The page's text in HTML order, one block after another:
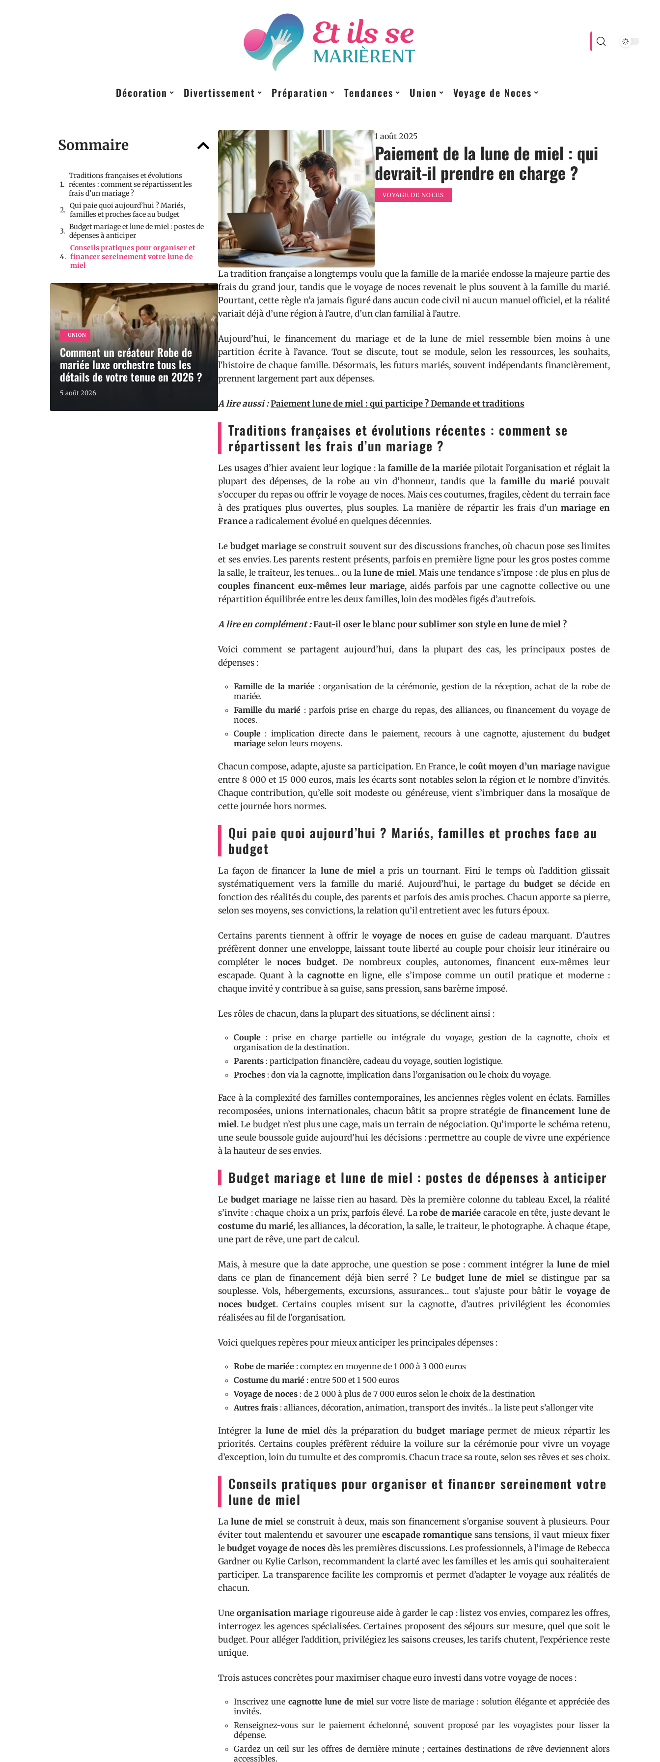
Décoration Divertissement Préparation Tendances Union Voyage de Noces
Sommaire
Traditions françaises et évolutions
récentes : comment se répartissent les
frais d’un mariage ?
Qui paie quoi aujourd’hui ? Mariés,
familles et proches face au budget
Budget mariage et lune de miel : postes de
dépenses à anticiper
Conseils pratiques pour organiser et
financer sereinement votre lune de
miel
UNION
Comment un créateur Robe de
mariée luxe orchestre tous les
détails de votre tenue en 2026 ?
5 août 2026
1 août 2025
Paiement de la lune de miel : qui
devrait-il prendre en charge ?
VOYAGE DE NOCES
La tradition française a longtemps voulu que la famille de la mariée endosse la majeure partie des
frais du grand jour, tandis que le voyage de noces revenait le plus souvent à la famille du marié.
Pourtant, cette règle n’a jamais figuré dans aucun code civil ni aucun manuel officiel, et la réalité
variait déjà d’une région à l’autre, d’un clan familial à l’autre.
Aujourd’hui, le financement du mariage et de la lune de miel ressemble bien moins à une
partition écrite à l’avance. Tout se discute, tout se module, selon les ressources, les souhaits,
l’histoire de chaque famille. Désormais, les futurs mariés, souvent indépendants financièrement,
prennent largement part aux dépenses.
A lire aussi :Paiement lune de miel : qui participe ? Demande et traditions
Traditions françaises et évolutions récentes : comment se
répartissent les frais d’un mariage ?
Les usages d’hier avaient leur logique : la famille de la mariée pilotait l’organisation et réglait la
plupart des dépenses, de la robe au vin d’honneur, tandis que la famille du mariépouvait
s’occuper du repas ou offrir le voyage de noces. Mais ces coutumes, fragiles, cèdent du terrain face
à des pratiques plus ouvertes, plus souples. La manière de répartir les frais d’unmariage en
Francea radicalement évolué en quelques décennies.
Le budget mariage se construit souvent sur des discussions franches, où chacun pose ses limites
et ses envies. Les parents restent présents, parfois en première ligne pour les gros postes comme
la salle, le traiteur, les tenues… ou la lune de miel. Mais une tendance s’impose : de plus en plus de
couples financent eux-mêmes leur mariage, aidés parfois par une cagnotte collective ou une
répartition équilibrée entre les deux familles, loin des modèles figés d’autrefois.
A lire en complément :Faut-il oser le blanc pour sublimer son style en lune de miel ?
Voici comment se partagent aujourd’hui, dans la plupart des cas, les principaux postes de
dépenses :
Famille de la mariée : organisation de la cérémonie, gestion de la réception, achat de la robe de
mariée.
Famille du marié : parfois prise en charge du repas, des alliances, ou financement du voyage de
noces.
Couple : implication directe dans le paiement, recours à une cagnotte, ajustement du budget
mariage selon leurs moyens.
Chacun compose, adapte, ajuste sa participation. En France, le coût moyen d’un mariagenavigue
entre 8 000 et 15 000 euros, mais les écarts sont notables selon la région et le nombre d’invités.
Chaque contribution, qu’elle soit modeste ou généreuse, vient s’imbriquer dans la mosaïque de
cette journée hors normes.
Qui paie quoi aujourd’hui ? Mariés, familles et proches face au
budget
La façon de financer la lune de miela pris un tournant. Fini le temps où l’addition glissait
systématiquement vers la famille du marié. Aujourd’hui, le partage du budgetse décide en
fonction des réalités du couple, des parents et parfois des amis proches. Chacun apporte sa pierre,
selon ses moyens, ses convictions, la relation qu’il entretient avec les futurs époux.
Certains parents tiennent à offrir levoyage de noces en guise de cadeau marquant. D’autres
préfèrent donner une enveloppe, laissant toute liberté au couple pour choisir leur itinéraire ou
compléter le noces budget. De nombreux couples, autonomes, financent eux-mêmes leur
escapade. Quant à la cagnotte en ligne, elle s’impose comme un outil pratique et moderne :
chaque invité y contribue à sa guise, sans pression, sans barème imposé.
Les rôles de chacun, dans la plupart des situations, se déclinent ainsi :
Couple : prise en charge partielle ou intégrale du voyage, gestion de la cagnotte, choix et
organisation de la destination.
Parents : participation financière, cadeau du voyage, soutien logistique.
Proches : don via la cagnotte, implication dans l’organisation ou le choix du voyage.
Face à la complexité des familles contemporaines, les anciennes règles volent en éclats. Familles
recomposées, unions internationales, chacun bâtit sa propre stratégie definancement lune de
miel. Le budget n’est plus une cage, mais un terrain de négociation. Qu’importe le schéma retenu,
une seule boussole guide aujourd’hui les décisions : permettre au couple de vivre une expérience
à la hauteur de ses envies.
Budget mariage et lune de miel : postes de dépenses à anticiper
Le budget mariage ne laisse rien au hasard. Dès la première colonne du tableau Excel, la réalité
s’invite : chaque choix a un prix, parfois élevé. Larobe de mariée caracole en tête, juste devant le
costume du marié, les alliances, la décoration, la salle, le traiteur, le photographe. À chaque étape,
une part de rêve, une part de calcul.
Mais, à mesure que la date approche, une question se pose : comment intégrer la lune de miel
dans ce plan de financement déjà bien serré ? Le budget lune de mielse distingue par sa
souplesse. Vols, hébergements, excursions, assurances… tout s’ajuste pour bâtir le voyage de
noces budget. Certains couples misent sur la cagnotte, d’autres privilégient les économies
réalisées au fil de l’organisation.
Voici quelques repères pour mieux anticiper les principales dépenses :
Robe de mariée : comptez en moyenne de 1 000 à 3 000 euros
Costume du marié : entre 500 et 1 500 euros
Voyage de noces : de 2 000 à plus de 7 000 euros selon le choix de la destination
Autres frais : alliances, décoration, animation, transport des invités… la liste peut s’allonger vite
Intégrer la lune de mieldès la préparation dubudget mariagepermet de mieux répartir les
priorités. Certains couples préfèrent réduire la voilure sur la cérémonie pour vivre un voyage
d’exception, loin du tumulte et des compromis. Chacun trace sa route, selon ses rêves et ses choix.
Conseils pratiques pour organiser et financer sereinement votre
lune de miel
Lalune de miel se construit à deux, mais son financement s’organise souvent à plusieurs. Pour
éviter tout malentendu et savourer une escapade romantique sans tensions, il vaut mieux fixer
lebudget voyage de noces dès les premières discussions. Les professionnels, à l’image de Rebecca
Gardner ou Kylie Carlson, recommandent la clarté avec les familles et les amis qui souhaiteraient
participer. La transparence facilite les compromis et permet d’adapter le voyage aux réalités de
chacun.
Une organisation mariage rigoureuse aide à garder le cap : listez vos envies, comparez les offres,
interrogez les agences spécialisées. Certaines proposent des séjours sur mesure, quel que soit le
budget. Pour alléger l’addition, privilégiez les saisons creuses, les tarifs chutent, l’expérience reste
unique.
Trois astuces concrètes pour maximiser chaque euro investi dans votre voyage de noces :
Inscrivez une cagnotte lune de mielsur votre liste de mariage : solution élégante et appréciée des
invités.
Renseignez-vous sur le paiement échelonné, souvent proposé par les voyagistes pour lisser la
dépense.
Gardez un œil sur les offres de dernière minute ; certaines destinations de rêve deviennent alors
accessibles.